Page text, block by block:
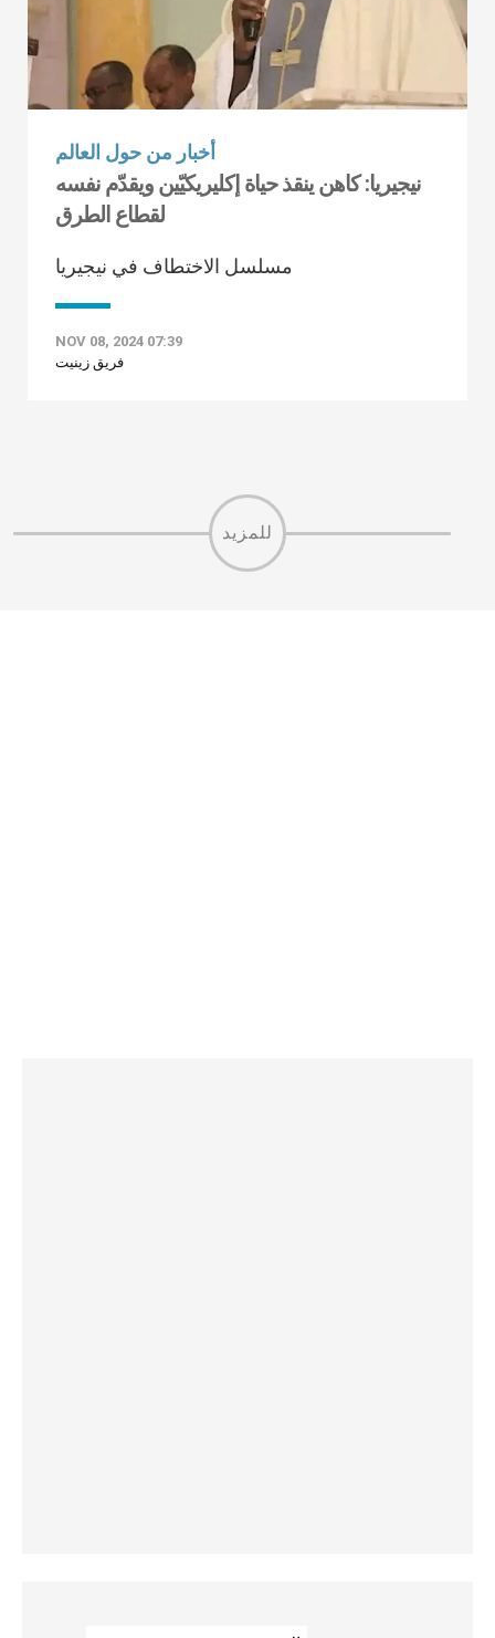
أخبار من حول العالم
نيجيريا: كاهن ينقذ حياة إكليريكيّين ويقدّم نفسه
لقطاع الطرق
مسلسل الاختطاف في نيجيريا
NOV 08, 2024 07:39
فريق زينيت
للمزيد